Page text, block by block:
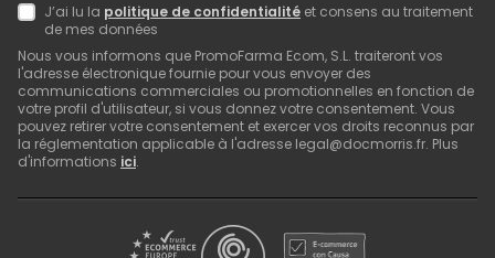
J’ai lu la politique de confidentialité et consens au traitement
de mes données
Nous vous informons que PromoFarma Ecom, S.L. traiteront vos
l'adresse électronique fournie pour vous envoyer des
communications commerciales ou promotionnelles en fonction de
votre profil d'utilisateur, si vous donnez votre consentement. Vous
pouvez retirer votre consentement et exercer vos droits reconnus par
la réglementation applicable à l'adresse legal@docmorris.fr. Plus
d'informations ici.